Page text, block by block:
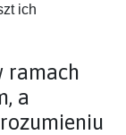
ich
a